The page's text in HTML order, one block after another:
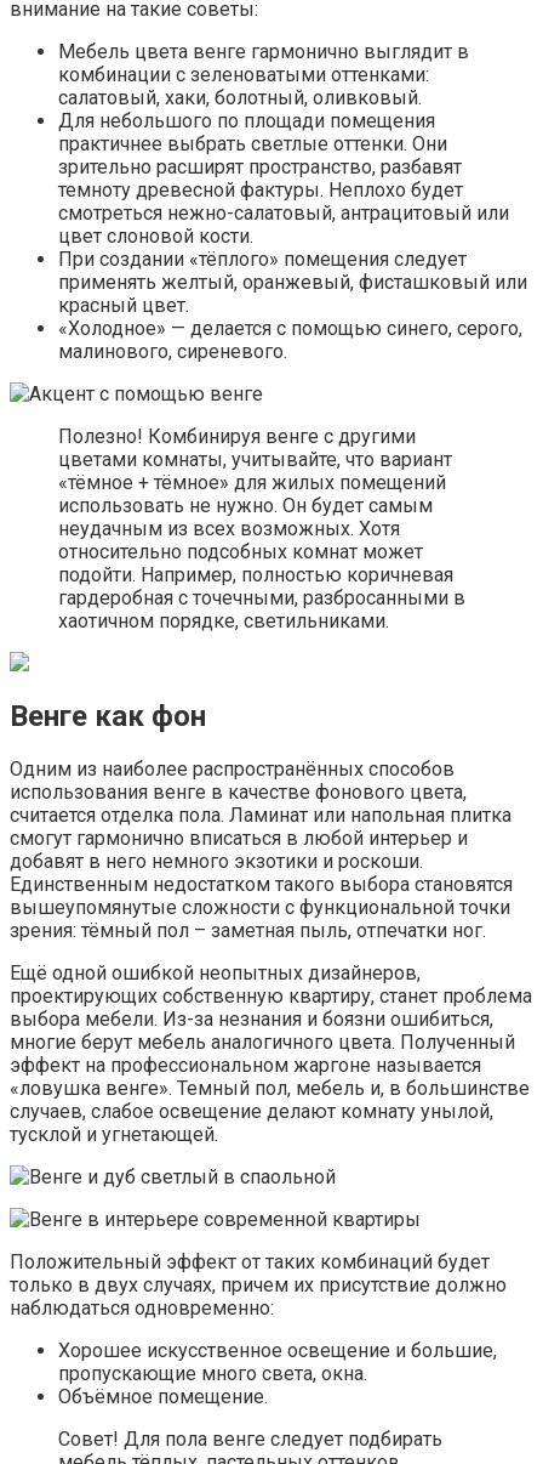
внимание на такие советы:
Мебель цвета венге гармонично выглядит в
комбинации с зеленоватыми оттенками:
салатовый, хаки, болотный, оливковый.
Для небольшого по площади помещения
практичнее выбрать светлые оттенки. Они
зрительно расширят пространство, разбавят
темноту древесной фактуры. Неплохо будет
смотреться нежно-салатовый, антрацитовый или
цвет слоновой кости.
При создании «тёплого» помещения следует
применять желтый, оранжевый, фисташковый или
красный цвет.
«Холодное» — делается с помощью синего, серого,
малинового, сиреневого.
Полезно! Комбинируя венге с другими
цветами комнаты, учитывайте, что вариант
«тёмное + тёмное» для жилых помещений
использовать не нужно. Он будет самым
неудачным из всех возможных. Хотя
относительно подсобных комнат может
подойти. Например, полностью коричневая
гардеробная с точечными, разбросанными в
хаотичном порядке, светильниками.
Венге как фон
Одним из наиболее распространённых способов
использования венге в качестве фонового цвета,
считается отделка пола. Ламинат или напольная плитка
смогут гармонично вписаться в любой интерьер и
добавят в него немного экзотики и роскоши.
Единственным недостатком такого выбора становятся
вышеупомянутые сложности с функциональной точки
зрения: тёмный пол – заметная пыль, отпечатки ног.
Ещё одной ошибкой неопытных дизайнеров,
проектирующих собственную квартиру, станет проблема
выбора мебели. Из-за незнания и боязни ошибиться,
многие берут мебель аналогичного цвета. Полученный
эффект на профессиональном жаргоне называется
«ловушка венге». Темный пол, мебель и, в большинстве
случаев, слабое освещение делают комнату унылой,
тусклой и угнетающей.
Положительный эффект от таких комбинаций будет
только в двух случаях, причем их присутствие должно
наблюдаться одновременно:
Хорошее искусственное освещение и большие,
пропускающие много света, окна.
Объёмное помещение.
Совет! Для пола венге следует подбирать